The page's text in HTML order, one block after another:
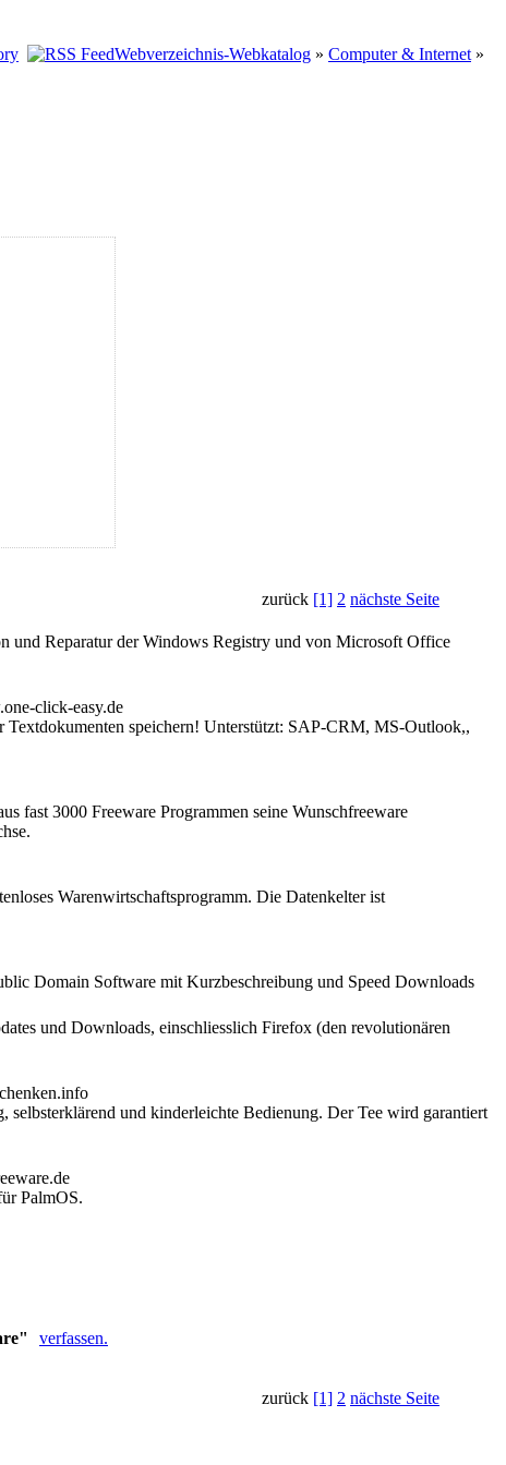
Webverzeichnis-Webkatalog » Computer & Internet »
zurück [1] 2 nächste Seite
und Reparatur der Windows Registry und von Microsoft Office
speichern! Unterstützt: SAP-CRM, MS-Outlook,,
fast 3000 Freeware Programmen seine Wunschfreeware
Warenwirtschaftsprogramm. Die Datenkelter ist
Domain Software mit Kurzbeschreibung und Speed Downloads
und Downloads, einschliesslich Firefox (den revolutionären
selbsterklärend und kinderleichte Bedienung. Der Tee wird garantiert
PalmOS.
verfassen.
zurück [1] 2 nächste Seite